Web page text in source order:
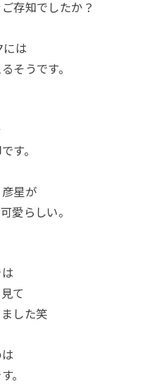
存知でしたか？
には
そうです。
す。
星が
愛らしい。
て
した笑
。